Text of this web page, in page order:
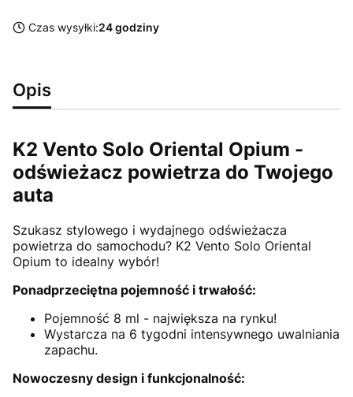
Czas wysyłki:24 godziny
Opis
K2 Vento Solo Oriental Opium -
odświeżacz powietrza do Twojego
auta
Szukasz stylowego i wydajnego odświeżacza
powietrza do samochodu? K2 Vento Solo Oriental
Opium to idealny wybór!
Ponadprzeciętna pojemność i trwałość:
Pojemność 8 ml - największa na rynku!
Wystarcza na 6 tygodni intensywnego uwalniania
zapachu.
Nowoczesny design i funkcjonalność: